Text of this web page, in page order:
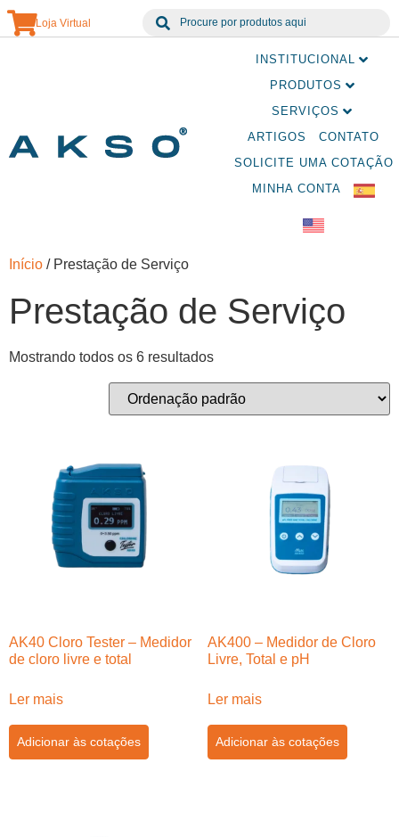
Loja Virtual
INSTITUCIONAL
PRODUTOS
SERVIÇOS
ARTIGOS
CONTATO
SOLICITE UMA COTAÇÃO
MINHA CONTA
Início / Prestação de Serviço
Prestação de Serviço
Mostrando todos os 6 resultados
AK40 Cloro Tester – Medidor
de cloro livre e total
Ler mais
Adicionar às cotações
AK400 – Medidor de Cloro
Livre, Total e pH
Ler mais
Adicionar às cotações